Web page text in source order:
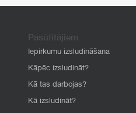
Pasūtītājiem
Iepirkumu izsludināšana
Kāpēc izsludināt?
Kā tas darbojas?
Kā izsludināt?